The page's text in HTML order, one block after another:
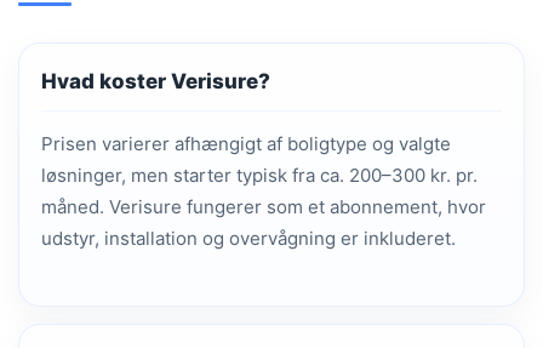
Hvad koster Verisure?
Prisen varierer afhængigt af boligtype og valgte
løsninger, men starter typisk fra ca. 200–300 kr. pr.
måned. Verisure fungerer som et abonnement, hvor
udstyr, installation og overvågning er inkluderet.